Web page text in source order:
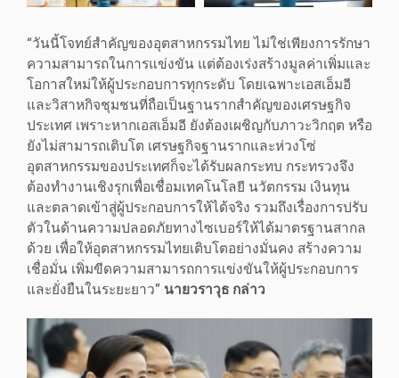
“วันนี้โจทย์สำคัญของอุตสาหกรรมไทย ไม่ใช่เพียงการรักษา
ความสามารถในการแข่งขัน แต่ต้องเร่งสร้างมูลค่าเพิ่มและ
โอกาสใหม่ให้ผู้ประกอบการทุกระดับ โดยเฉพาะเอสเอ็มอี
และวิสาหกิจชุมชนที่ถือเป็นฐานรากสำคัญของเศรษฐกิจ
ประเทศ เพราะหากเอสเอ็มอี ยังต้องเผชิญกับภาวะวิกฤต หรือ
ยังไม่สามารถเติบโต เศรษฐกิจฐานรากและห่วงโซ่
อุตสาหกรรมของประเทศก็จะได้รับผลกระทบ กระทรวงจึง
ต้องทำงานเชิงรุกเพื่อเชื่อมเทคโนโลยี นวัตกรรม เงินทุน
และตลาดเข้าสู่ผู้ประกอบการให้ได้จริง รวมถึงเรื่องการปรับ
ตัวในด้านความปลอดภัยทางไซเบอร์ให้ได้มาตรฐานสากล
ด้วย เพื่อให้อุตสาหกรรมไทยเติบโตอย่างมั่นคง สร้างความ
เชื่อมั่น เพิ่มขีดความสามารถการแข่งขันให้ผู้ประกอบการ
และยั่งยืนในระยะยาว” นายวราวุธ กล่าว